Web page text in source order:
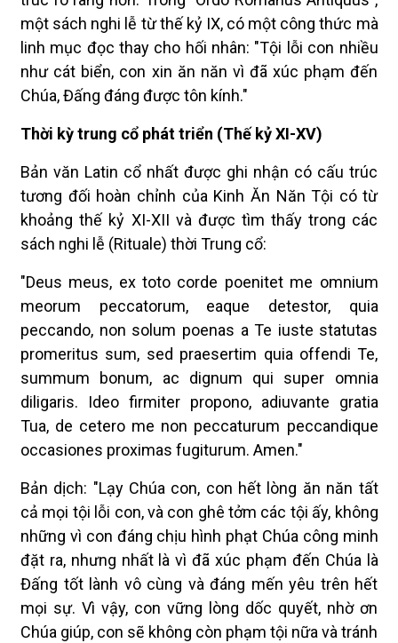
một sách nghi lễ từ thế kỷ IX, có một công thức mà
linh mục đọc thay cho hối nhân: "Tội lỗi con nhiều
như cát biển, con xin ăn năn vì đã xúc phạm đến
Chúa, Đấng đáng được tôn kính."
Thời kỳ trung cổ phát triển (Thế kỷ XI-XV)
Bản văn Latin cổ nhất được ghi nhận có cấu trúc
tương đối hoàn chỉnh của Kinh Ăn Năn Tội có từ
khoảng thế kỷ XI-XII và được tìm thấy trong các
sách nghi lễ (Rituale) thời Trung cổ:
"Deus meus, ex toto corde poenitet me omnium
meorum peccatorum, eaque detestor, quia
peccando, non solum poenas a Te iuste statutas
promeritus sum, sed praesertim quia offendi Te,
summum bonum, ac dignum qui super omnia
diligaris. Ideo firmiter propono, adiuvante gratia
Tua, de cetero me non peccaturum peccandique
occasiones proximas fugiturum. Amen."
Bản dịch: "Lạy Chúa con, con hết lòng ăn năn tất
cả mọi tội lỗi con, và con ghê tởm các tội ấy, không
những vì con đáng chịu hình phạt Chúa công minh
đặt ra, nhưng nhất là vì đã xúc phạm đến Chúa là
Đấng tốt lành vô cùng và đáng mến yêu trên hết
mọi sự. Vì vậy, con vững lòng dốc quyết, nhờ ơn
Chúa giúp, con sẽ không còn phạm tội nữa và tránh